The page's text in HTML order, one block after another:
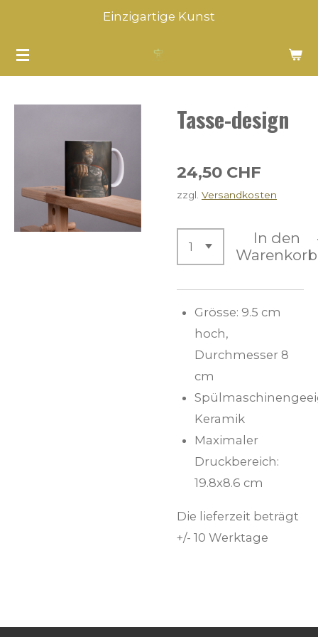
springen
Einzigartige Kunst
Tasse-design
24,50 CHF
zzgl. Versandkosten
In den
Warenkorb
Grösse: 9.5 cm
hoch,
Durchmesser 8
cm
Keramik
Maximaler
Druckbereich:
19.8x8.6 cm
Die lieferzeit beträgt
+/- 10 Werktage